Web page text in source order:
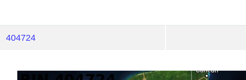
404724